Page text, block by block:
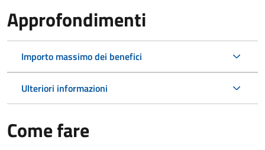
Approfondimenti
Importo massimo dei benefici
Ulteriori informazioni
Come fare